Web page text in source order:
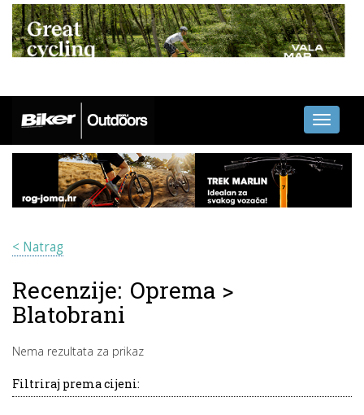
Toggle
< Natrag
Recenzije: Oprema >
Blatobrani
Nema rezultata za prikaz
Filtriraj prema cijeni: